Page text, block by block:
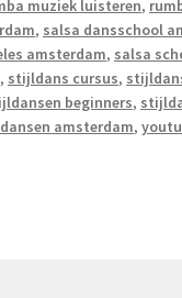
muziek luisteren,
, salsa dansschool
amsterdam, salsa
, stijldans cursus,
beginners,
amsterdam,